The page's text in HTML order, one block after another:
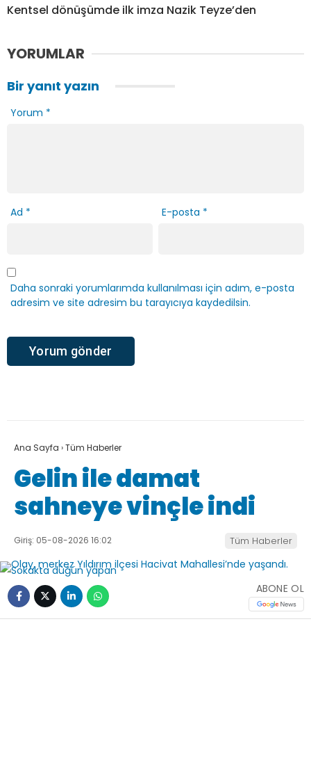
Kentsel dönüşümde ilk imza Nazik Teyze’den
YORUMLAR
Bir yanıt yazın
Yorum *
Ad * E-posta *
Daha sonraki yorumlarımda kullanılması için adım, e-posta
adresim ve site adresim bu tarayıcıya kaydedilsin.
Ana Sayfa ›Tüm Haberler
Gelin ile damat
sahneye vinçle indi
Giriş: 05-08-2026 16:02 Tüm Haberler
ABONE OL